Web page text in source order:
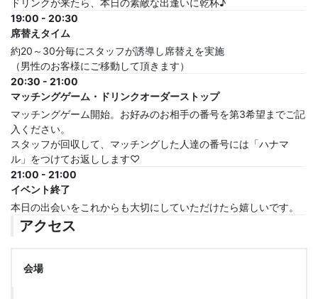
ドリンクが来たら、本日の素敵な出逢いに乾杯♪
19:00 - 20:30
席替えタイム
約20～30分毎にスタッフが誘導し席替えを実施
（男性のお客様にご移動して頂きます）
20:30 - 21:00
マッチングゲーム・ドリンクオーダーストップ
マッチングゲーム開始。お好みのお相手の番号を第3希望までご記
入ください。
スタッフが回収して、マッチングした人達の番号には「ハナマ
ル」をつけてお返しします♡
21:00 - 21:00
イベント終了
本日の出会いをこれからも大切にしていただけたら嬉しいです。
アクセス
会場